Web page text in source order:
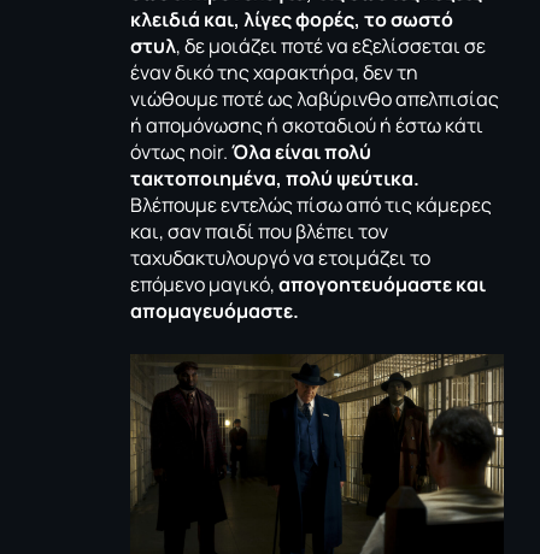
κλειδιά και, λίγες φορές, το σωστό
στυλ, δε μοιάζει ποτέ να εξελίσσεται σε
έναν δικό της χαρακτήρα, δεν τη
νιώθουμε ποτέ ως λαβύρινθο απελπισίας
ή απομόνωσης ή σκοταδιού ή έστω κάτι
όντως noir.Όλα είναι πολύ
τακτοποιημένα, πολύ ψεύτικα.
Βλέπουμε εντελώς πίσω από τις κάμερες
και, σαν παιδί που βλέπει τον
ταχυδακτυλουργό να ετοιμάζει το
επόμενο μαγικό,απογοητευόμαστε και
απομαγευόμαστε.